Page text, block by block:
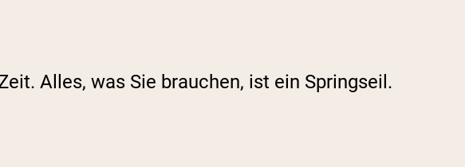
Alles, was Sie brauchen, ist ein Springseil.